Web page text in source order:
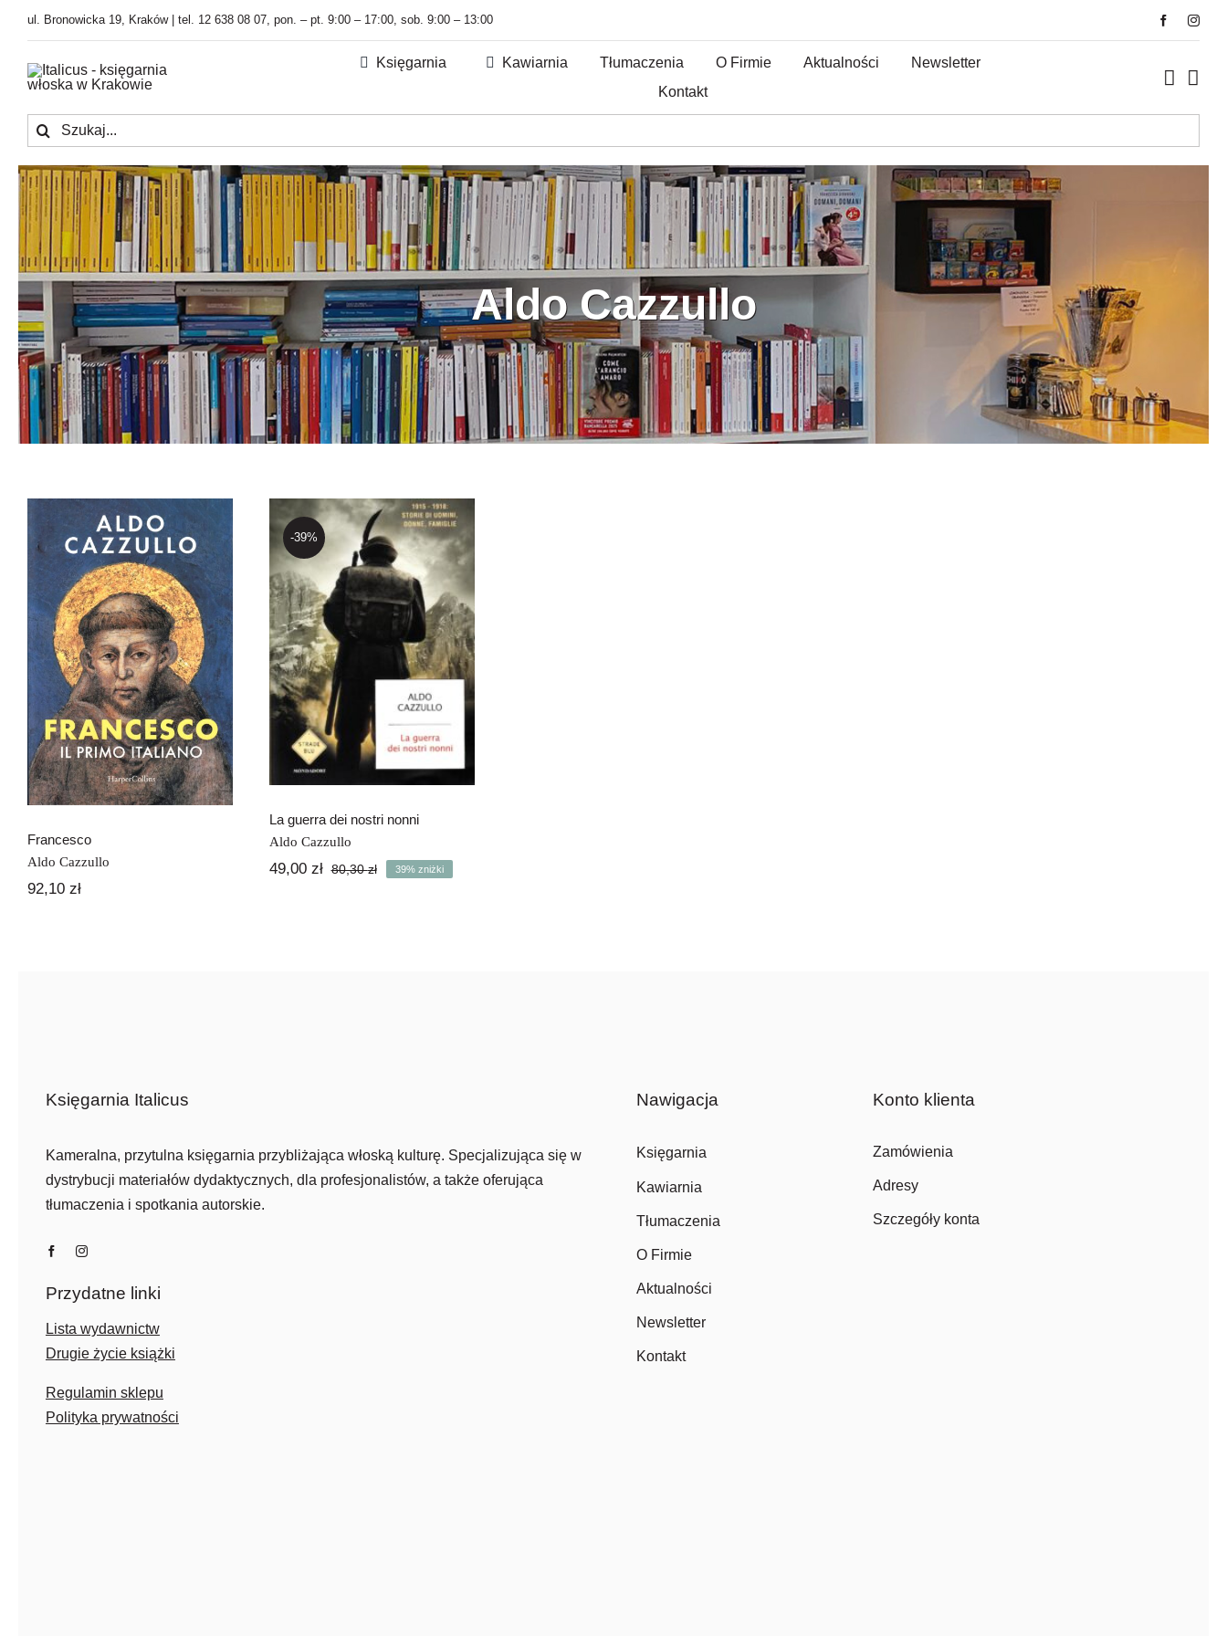
Przejdź
zawartości
ul. Bronowicka 19, Kraków | tel. 12 638 08 07, pon. – pt. 9:00 – 17:00, sob. 9:00 – 13:00
Księgarnia Kawiarnia Tłumaczenia O Firmie Aktualności
Newsletter
Kontakt
Szukaj
Aldo Cazzullo
Francesco
Francesco
Aldo Cazzullo
92,10 zł
-39%
La guerra dei nostri
La guerra dei nostri nonni
Aldo Cazzullo
80,30złPierwotna
49,00 zł
Aktualna
39% zniżki
Księgarnia Italicus
Kameralna, przytulna księgarnia przybliżająca włoską kulturę. Specjalizująca się w
dystrybucji materiałów dydaktycznych, dla profesjonalistów, a także oferująca
tłumaczenia i spotkania autorskie.
Przydatne linki
Lista wydawnictw
Drugie życie książki
Regulamin sklepu
Polityka prywatności
Nawigacja
Księgarnia
Kawiarnia
Tłumaczenia
O Firmie
Aktualności
Newsletter
Kontakt
Konto klienta
Zamówienia
Adresy
Szczegóły konta